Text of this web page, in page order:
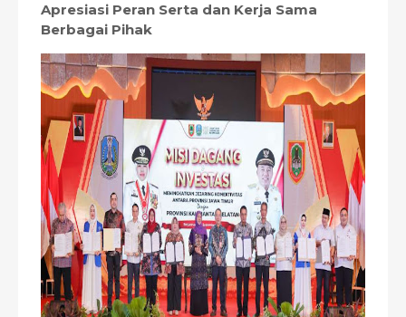
Apresiasi Peran Serta dan Kerja Sama
Berbagai Pihak